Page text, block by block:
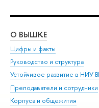
О ВЫШКЕ
Цифры и факты
Руководство и структура
Устойчивое развитие в НИУ
Преподаватели и сотрудники
Корпуса и общежития